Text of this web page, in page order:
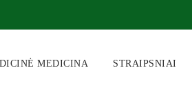
MEDICINA STRAIPSNIAI